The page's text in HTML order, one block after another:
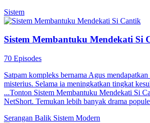
Sistem
Sistem Membantuku Mendekati Si
70 Episodes
Satpam kompleks bernama Agus mendapatkan
misterius. Selama ia meningkatkan tingkat
...Tonton Sistem Membantuku Mendekati Si
NetShort. Temukan lebih banyak drama
Serangan Balik Sistem Modern